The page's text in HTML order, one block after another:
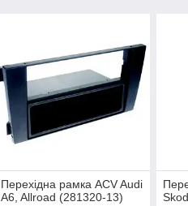
Перехідна рамка ACV Audi
A6, Allroad (281320-13)